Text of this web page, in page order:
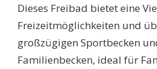
Dieses Freibad bietet eine
Freizeitmöglichkeiten und
großzügigen Sportbecken
Familienbecken, ideal für